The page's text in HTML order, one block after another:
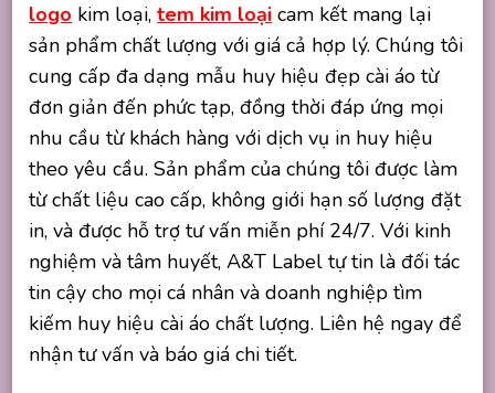
logo kim loại,tem kim loại cam kết mang lại
sản phẩm chất lượng với giá cả hợp lý. Chúng tôi
cung cấp đa dạng mẫu huy hiệu đẹp cài áo từ
đơn giản đến phức tạp, đồng thời đáp ứng mọi
nhu cầu từ khách hàng với dịch vụ in huy hiệu
theo yêu cầu. Sản phẩm của chúng tôi được làm
từ chất liệu cao cấp, không giới hạn số lượng đặt
in, và được hỗ trợ tư vấn miễn phí 24/7. Với kinh
nghiệm và tâm huyết, A&T Label tự tin là đối tác
tin cậy cho mọi cá nhân và doanh nghiệp tìm
kiếm huy hiệu cài áo chất lượng. Liên hệ ngay để
nhận tư vấn và báo giá chi tiết.